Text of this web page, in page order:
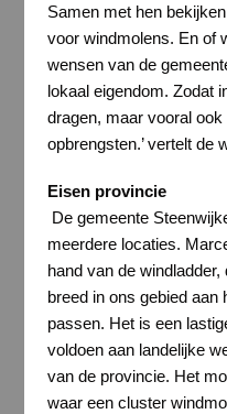
Samen met hen
voor windmolens. En of
wensen van de
lokaal eigendom. Zodat
dragen, maar vooral
opbrengsten.’ vertelt de
Eisen provincie
De gemeente
meerdere locaties.
hand van de
breed in ons gebied aan
passen. Het is een
voldoen aan landelijke
van de provincie. Het
waar een cluster